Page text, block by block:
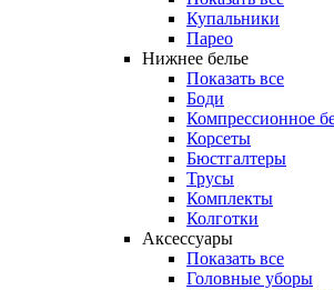
Купальники
Парео
Нижнее белье
Показать все
Боди
Компрессионное
Корсеты
Бюстгалтеры
Трусы
Комплекты
Колготки
Аксессуары
Показать все
Головные уборы